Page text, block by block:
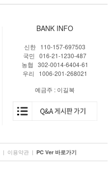
BANK INFO
신한 110-157-697503
국민 016-21-1230-487
농협 302-0014-6404-61
우리 1006-201-268021
예금주 : 이길복
| 이용약관 | PC Ver 바로가기